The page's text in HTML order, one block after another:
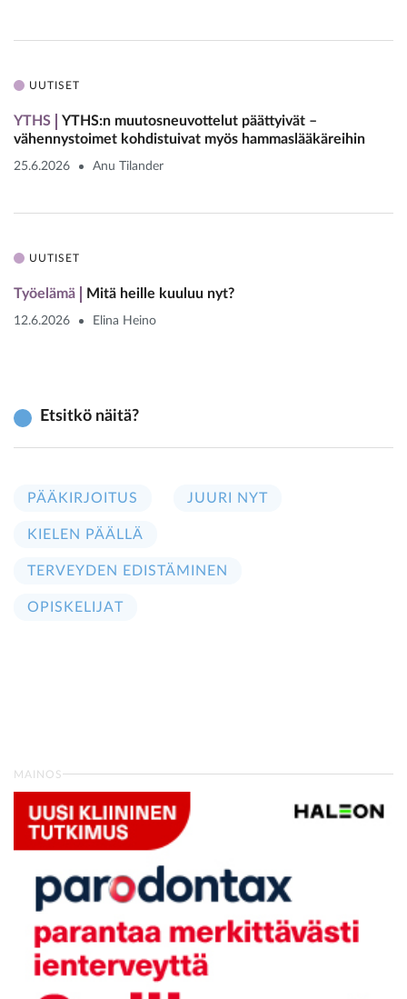
UUTISET
YTHS
YTHS:n muutosneuvottelut päättyivät –
vähennystoimet kohdistuivat myös hammaslääkäreihin
25.6.2026 Anu Tilander
UUTISET
Työelämä Mitä heille kuuluu nyt?
12.6.2026 Elina Heino
Etsitkö näitä?
PÄÄKIRJOITUS JUURI NYT
KIELEN PÄÄLLÄ
TERVEYDEN EDISTÄMINEN
OPISKELIJAT
MAINOS